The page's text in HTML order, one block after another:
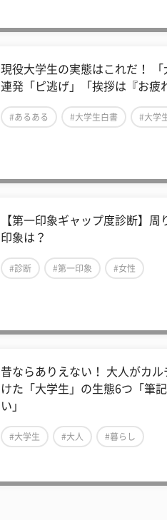
現役大学生の実態はこれだ！
連発「ピ逃げ」「挨拶は『お疲
#あるある #大学生白書 #大学
【第一印象ギャップ度診断】周
印象は？
#診断 #第一印象 #女性
昔ならありえない！ 大人がカ
けた「大学生」の生態6つ「筆
い」
#大学生 #大人 #暮らし